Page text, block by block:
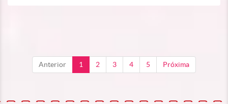
Anterior 1 2 3 4 5 Próxima